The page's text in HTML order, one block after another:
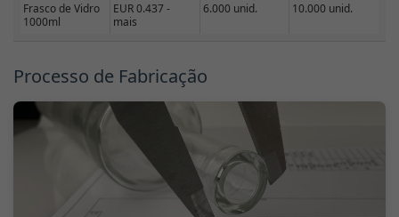
Frasco de Vidro
1000ml
EUR 0.437 -
mais
6.000 unid. 10.000 unid.
Processo de Fabricação